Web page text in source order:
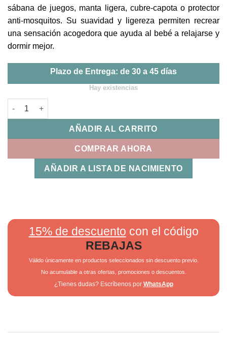
sábana de juegos, manta ligera, cubre-capota o protector
anti-mosquitos. Su suavidad y ligereza permiten recrear
una sensación acogedora que ayuda al bebé a relajarse y
dormir mejor.
Plazo de Entrega: de 30 a 45 días
Hay existencias
Muselina Marga Uzturre cantidad
AÑADIR AL CARRITO
COMPRAR AHORA
AÑADIR A LISTA DE NACIMIENTO
15% de descuento con el código
REBAJAS
Válido únicamente en productos seleccionados sin descuento previo.
No acumulable a otras ofertas, promociones o descuentos.
¿Tienes dudas? Escríbenos por WhatsApp